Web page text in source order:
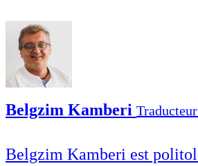
Belgzim Kamberi
Belgzim Kamberi est